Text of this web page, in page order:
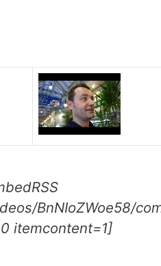
BnNIoZWoe58/
itemcontent=1]